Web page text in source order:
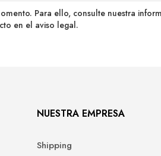
Para ello, consulte nuestra
en el aviso legal.
NUESTRA EMPRESA
Shipping